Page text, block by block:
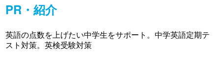
PR・紹介
英語の点数を上げたい中学生をサポート。中学英語定期テ
スト対策。英検受験対策